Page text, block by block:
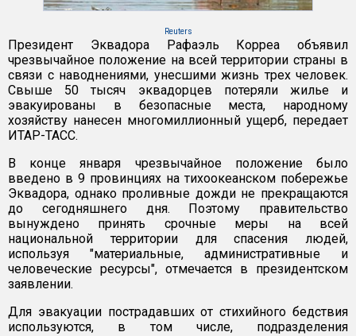
Reuters
Президент Эквадора Рафаэль Корреа объявил
чрезвычайное положение на всей территории страны в
связи с наводнениями, унесшими жизнь трех человек.
Свыше 50 тысяч эквадорцев потеряли жилье и
эвакуированы в безопасные места, народному
хозяйству нанесен многомиллионный ущерб, передает
ИТАР-ТАСС.
В конце января чрезвычайное положение было
введено в 9 провинциях на тихоокеанском побережье
Эквадора, однако проливные дожди не прекращаются
до сегодняшнего дня. Поэтому правительство
вынуждено принять срочные меры на всей
национальной территории для спасения людей,
используя "материальные, административные и
человеческие ресурсы", отмечается в президентском
заявлении.
Для эвакуации пострадавших от стихийного бедствия
используются, в том числе, подразделения